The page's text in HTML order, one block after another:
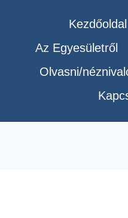
Kezdőoldal
Az Egyesületről
Olvasni/